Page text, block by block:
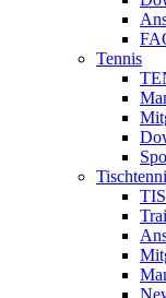
Tennis